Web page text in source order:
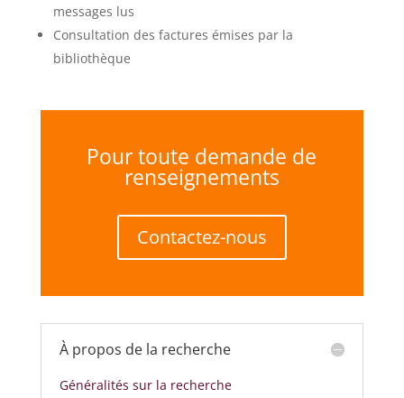
messages lus
Consultation des factures émises par la
bibliothèque
Pour toute demande de
renseignements
Contactez-nous
À propos de la recherche
Généralités sur la recherche